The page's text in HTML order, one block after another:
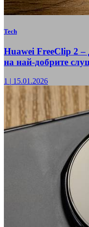
Tech
Huawei FreeClip 2
на най-добрите
1 | 15.01.2026